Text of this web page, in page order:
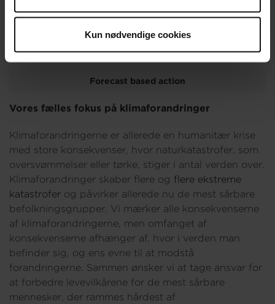
Kun nødvendige cookies
Forecast based action
Vores fælles fokus på klimaforandringer
Klimaforandringerne er allerede en humanitær krise
med store konsekvenser, hvor naturkatastrofer, som
oversvømmelser eller tørke, stiger i antal verden over.
Klimaforandringer skaber flere og flere ekstreme
katastrofer og påvirker allerede nu de mest sårbare
befolkningsgrupper. Vi mærker alle konsekvenserne
af klimaforandringerne, men omfanget af
konsekvenserne afhænger af, hvor i verden man
befinder sig, og ens evne til at modstå
forandringerne. Sammen ønsker vi at tage ansvar for
at forbedre levevilkårene for de mest sårbare
mennesker, der rammes hårdest af